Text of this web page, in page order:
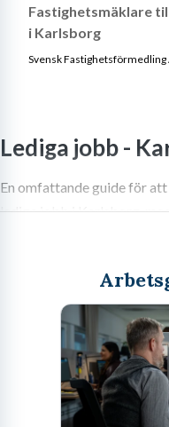
Fastighetsmäklare
i Karlsborg
Svensk Fastighetsförmedling
Lediga jobb -
En omfattande guide för
lediga jobb i Karlsborg,
Att söka lediga jobb i
nytt kapitel i din karriär.
historiska fästning och en
Karlsborg unika
traditionell anställning och